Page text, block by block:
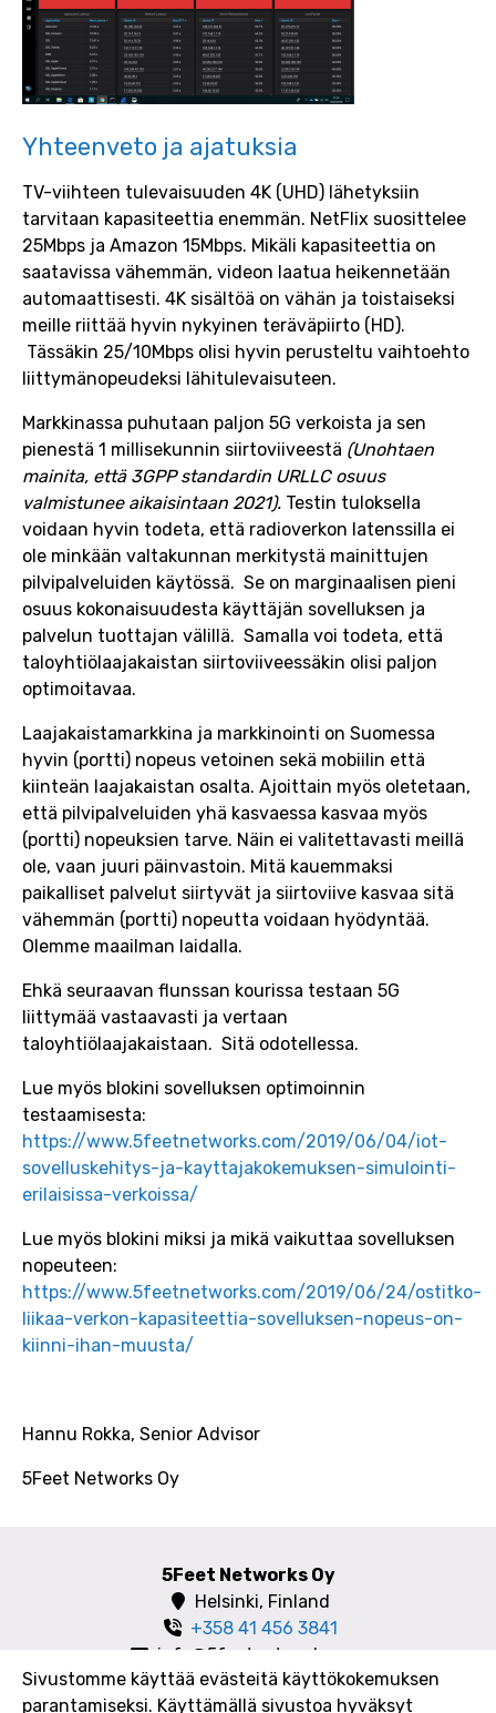
Yhteenveto ja ajatuksia
TV-viihteen tulevaisuuden 4K (UHD) lähetyksiin
tarvitaan kapasiteettia enemmän. NetFlix suosittelee
25Mbps ja Amazon 15Mbps. Mikäli kapasiteettia on
saatavissa vähemmän, videon laatua heikennetään
automaattisesti. 4K sisältöä on vähän ja toistaiseksi
meille riittää hyvin nykyinen teräväpiirto (HD).
Tässäkin 25/10Mbps olisi hyvin perusteltu vaihtoehto
liittymänopeudeksi lähitulevaisuteen.
Markkinassa puhutaan paljon 5G verkoista ja sen
pienestä 1 millisekunnin siirtoviiveestä (Unohtaen
mainita, että 3GPP standardin URLLC osuus
valmistunee aikaisintaan 2021). Testin tuloksella
voidaan hyvin todeta, että radioverkon latenssilla ei
ole minkään valtakunnan merkitystä mainittujen
pilvipalveluiden käytössä. Se on marginaalisen pieni
osuus kokonaisuudesta käyttäjän sovelluksen ja
palvelun tuottajan välillä. Samalla voi todeta, että
taloyhtiölaajakaistan siirtoviiveessäkin olisi paljon
optimoitavaa.
Laajakaistamarkkina ja markkinointi on Suomessa
hyvin (portti) nopeus vetoinen sekä mobiilin että
kiinteän laajakaistan osalta. Ajoittain myös oletetaan,
että pilvipalveluiden yhä kasvaessa kasvaa myös
(portti) nopeuksien tarve. Näin ei valitettavasti meillä
ole, vaan juuri päinvastoin. Mitä kauemmaksi
paikalliset palvelut siirtyvät ja siirtoviive kasvaa sitä
vähemmän (portti) nopeutta voidaan hyödyntää.
Olemme maailman laidalla.
Ehkä seuraavan flunssan kourissa testaan 5G
liittymää vastaavasti ja vertaan
taloyhtiölaajakaistaan. Sitä odotellessa.
Lue myös blokini sovelluksen optimoinnin
testaamisesta:
https://www.5feetnetworks.com/2019/06/04/iot-
sovelluskehitys-ja-kayttajakokemuksen-simulointi-
erilaisissa-verkoissa/
Lue myös blokini miksi ja mikä vaikuttaa sovelluksen
nopeuteen:
https://www.5feetnetworks.com/2019/06/24/ostitko-
liikaa-verkon-kapasiteettia-sovelluksen-nopeus-on-
kiinni-ihan-muusta/
Hannu Rokka, Senior Advisor
5Feet Networks Oy
5Feet Networks Oy
Helsinki, Finland
+358 41 456 3841
info@5feetnetworks.com
Sivustomme käyttää evästeitä käyttökokemuksen
parantamiseksi. Käyttämällä sivustoa hyväksyt